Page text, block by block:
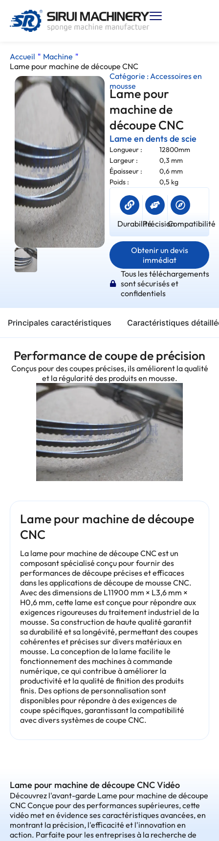
Accueil " Machine "
Lame pour machine de découpe CNC
Catégorie : Accessoires en
mousse
Lame pour
machine de
découpe CNC
Lame en dents de scie
Longueur :
12800mm
Largeur :
0,3 mm
Épaisseur :
0,6 mm
Poids :
0,5 kg
DurabilitéPrécisionCompatibilité
Obtenir un devis
immédiat
Tous les téléchargements
sont sécurisés et
confidentiels
Principales caractéristiques Caractéristiques
Performance de coupe de précision
Conçus pour des coupes précises, ils améliorent la qualité
et la régularité des produits en mousse.
Lame pour machine de découpe
CNC
La lame pour machine de découpe CNC est un
composant spécialisé conçu pour fournir des
performances de découpe précises et efficaces
dans les applications de découpe de mousse CNC.
Avec des dimensions de L11900 mm × L3,6 mm ×
H0,6 mm, cette lame est conçue pour répondre aux
exigences rigoureuses du traitement industriel de la
mousse. Sa construction de haute qualité garantit
sa durabilité et sa longévité, permettant des coupes
cohérentes et précises sur divers matériaux en
mousse. La conception de la lame facilite le
fonctionnement des machines à commande
numérique, ce qui contribue à améliorer la
productivité et la qualité de finition des produits
finis. Des options de personnalisation sont
disponibles pour répondre à des exigences de
coupe spécifiques, garantissant la compatibilité
avec divers systèmes de coupe CNC.
Lame pour machine de découpe CNC Vidéo
Découvrez l'avant-garde Lame pour machine de découpe
CNC Conçue pour des performances supérieures, cette
vidéo met en évidence ses caractéristiques avancées, en
montrant la précision, l'efficacité et l'innovation en
action. Parfaite pour les entreprises à la recherche de